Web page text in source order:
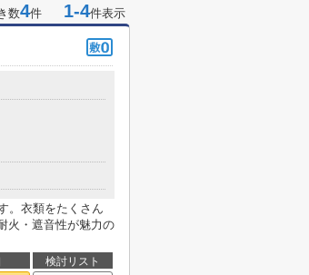
数4件 1-4件表示
。衣類をたくさん
火・遮音性が魅力の
検討リスト